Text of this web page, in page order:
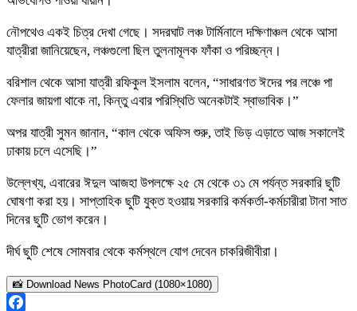
নৌপথেও একই চিত্র দেখা গেছে। সদরঘাট লঞ্চ টার্মিনালে দক্ষিণাঞ্চল থেকে আসা
যাত্রীরা জানিয়েছেন, লঞ্চগুলো ছিল তুলনামূলক ফাঁকা ও পরিচ্ছন্ন।
বরিশাল থেকে আসা যাত্রী রফিকুল ইসলাম বলেন, “সাধারণত ঈদের পর লঞ্চে পা
ফেলার জায়গা থাকে না, কিন্তু এবার পরিস্থিতি অনেকটাই স্বাভাবিক।”
অপর যাত্রী সুমন জানান, “কাল থেকে অফিস শুরু, তাই ভিড় এড়াতে আজ সকালেই
ঢাকায় চলে এসেছি।”
উল্লেখ্য, এবারের ঈদুল আজহা উপলক্ষে ২৫ মে থেকে ৩১ মে পর্যন্ত সরকারি ছুটি
ঘোষণা করা হয়। সাপ্তাহিক ছুটি যুক্ত হওয়ায় সরকারি কর্মকর্তা-কর্মচারীরা টানা সাত
দিনের ছুটি ভোগ করেন।
দীর্ঘ ছুটি শেষে সোমবার থেকে কর্মস্থলে যোগ দেবেন চাকরিজীবীরা।
📸 Download News PhotoCard (1080×1080)